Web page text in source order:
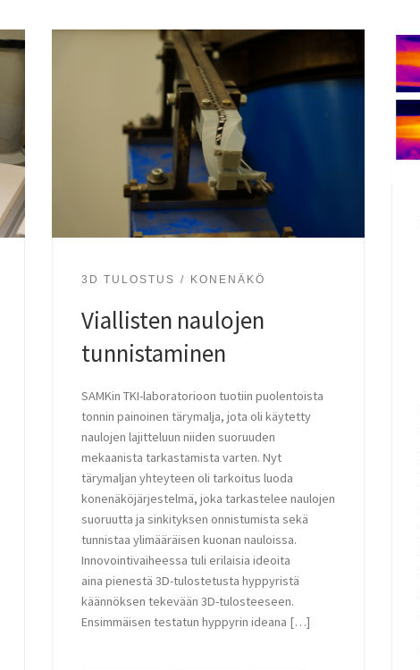
3D TULOSTUS KONENÄKÖ
Viallisten naulojen
tunnistaminen
SAMKin TKI-laboratorioon tuotiin puolentoista
tonnin painoinen tärymalja, jota oli käytetty
naulojen lajitteluun niiden suoruuden
mekaanista tarkastamista varten. Nyt
tärymaljan yhteyteen oli tarkoitus luoda
konenäköjärjestelmä, joka tarkastelee naulojen
suoruutta ja sinkityksen onnistumista sekä
tunnistaa ylimääräisen kuonan nauloissa.
Innovointivaiheessa tuli erilaisia ideoita
aina pienestä 3D-tulostetusta hyppyristä
käännöksen tekevään 3D-tulosteeseen.
Ensimmäisen testatun hyppyrin ideana […]